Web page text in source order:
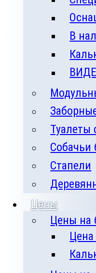
В
Туалеты
Собачьи
Стапели
Цены
Цены на